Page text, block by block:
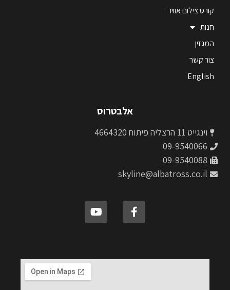
קורס צילום אוויר
חנות
המגזין
צור קשר
English
אלבטרוס
וינגייט 11 הרצליה פיתוח 4664320
09-9540066
09-9540088
skyline@albatross.co.il